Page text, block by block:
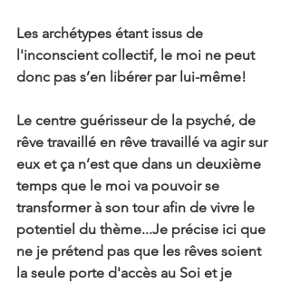
Les archétypes étant issus de
l'inconscient collectif, le moi ne peut
donc pas s’en libérer par lui-même!
Le centre guérisseur de la psyché, de
rêve travaillé en rêve travaillé va agir sur
eux et ça n’est que dans un deuxième
temps que le moi va pouvoir se
transformer à son tour afin de vivre le
potentiel du thème...Je précise ici que
ne je prétend pas que les rêves soient
la seule porte d'accès au Soi et je